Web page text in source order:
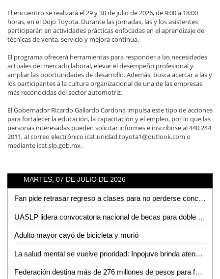
El encuentro se realizará el 29 y 30 de julio de 2026, de 9:00 a 18:00
horas, en el Dojo Toyota. Durante las jornadas, las y los asistentes
participarán en actividades prácticas enfocadas en el aprendizaje de
técnicas de venta, servicio y mejora continua.
El programa ofrecerá herramientas para responder a las necesidades
actuales del mercado laboral, elevar el desempeño profesional y
ampliar las oportunidades de desarrollo. Además, busca acercar a las y
los participantes a la cultura organizacional de una de las empresas
más reconocidas del sector automotriz.
El Gobernador Ricardo Gallardo Cardona impulsa este tipo de acciones
para fortalecer la educación, la capacitación y el empleo, por lo que las
personas interesadas pueden solicitar informes e inscribirse al 440 244
2011, al correo electrónico icat.unidad.toyota1@outlook.com o
mediante icat.slp.gob.mx.
MARTES, 07 DE JULIO DE 2026
Fan pide retrasar regreso a clases para no perderse concierto de Los Tigres del Norte en la Fenapo
UASLP lidera convocatoria nacional de becas para doble titulación en ingeniería con Francia
Adulto mayor cayó de bicicleta y murió
La salud mental se vuelve prioridad: Inpojuve brinda atención psicológica en la Huasteca
Federación destina más de 276 millones de pesos para fortalecer la salud en SLP